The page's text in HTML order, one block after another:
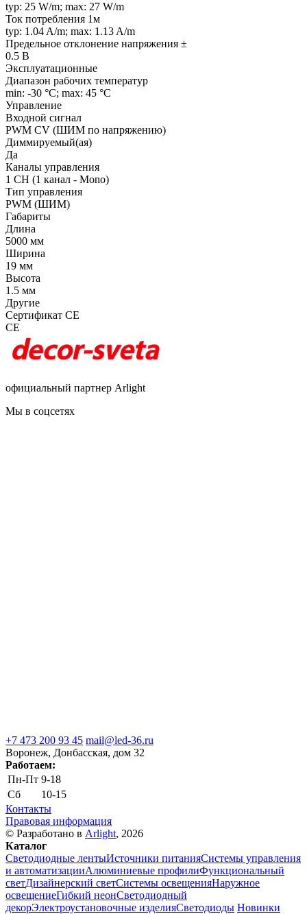
typ: 25 W/m; max: 27 W/m
Ток потребления 1м
typ: 1.04 A/m; max: 1.13 A/m
Предельное отклонение напряжения ±
0.5 В
Эксплуатационные
Диапазон рабочих температур
min: -30 °C; max: 45 °C
Управление
Входной сигнал
PWM СV (ШИМ по напряжению)
Диммируемый(ая)
Да
Каналы управления
1 CH (1 канал - Mono)
Тип управления
PWM (ШИМ)
Габариты
Длина
5000 мм
Ширина
19 мм
Высота
1.5 мм
Другие
Сертификат CE
CE
официальный партнер Arlight
Мы в соцсетях
+7 473 200 93 45 mail@led-36.ru
Воронеж, Донбасская, дом 32
Работаем:
Пн-Пт 9-18
Сб
10-15
Контакты
Правовая информация
© Разработано в Arlight, 2026
Каталог
Светодиодные лентыИсточники питанияСистемы управления
и автоматизацииАлюминиевые профилиФункциональный
светДизайнерский светСистемы освещенияНаружное
освещениеГибкий неонСветодиодный
декорЭлектроустановочные изделияСветодиоды Новинки